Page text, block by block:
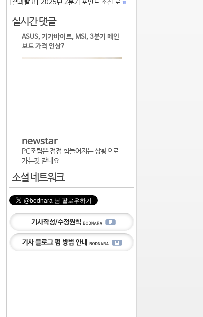
[결과발표] 2025년 2분기 포인트 소진 로 18
실시간 댓글
ASUS, 기가바이트, MSI, 3분기 메인
보드 가격 인상?
newstar
PC조립은 점점 힘들어지는 상황으로
가는것 같네요.
소셜 네트워크